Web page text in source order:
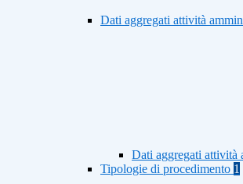
Dati aggregati attività
Dati aggregati attività
Tipologie di procedimento 1